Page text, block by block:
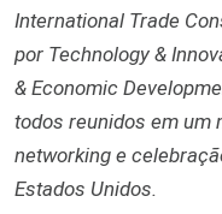
International Trade
por Technology &
& Economic
todos reunidos em um
networking e
Estados Unidos.